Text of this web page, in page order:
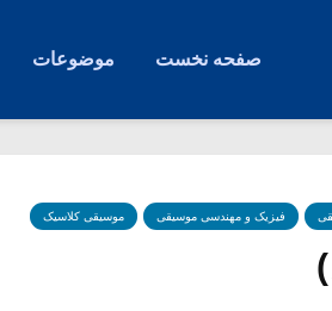
صفحه نخست موضوعات
فیزیک و مهندسی موسیقی موسیقی کلاسیک